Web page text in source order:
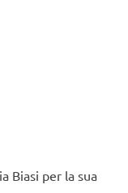
Biasi per la sua